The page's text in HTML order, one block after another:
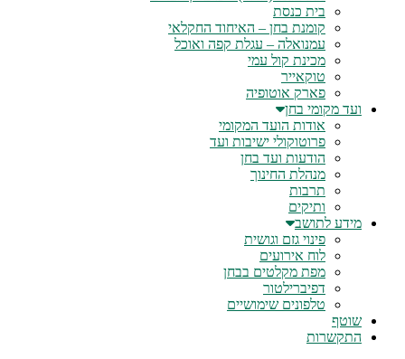
בית כנסת
קומנת בחן – האיחוד החקלאי
עמנואלה – עגלת קפה ואוכל
מכינת קול עמי
טוקאייר
פארק אוטופיה
ועד מקומי בחן
אודות הועד המקומי
פרוטוקולי ישיבות ועד
הודעות ועד בחן
מנהלת החינוך
תרבות
ותיקים
מידע לתושב
פינוי גזם וגושית
לוח אירועים
מפת מקלטים בבחן
דפיברילטור
טלפונים שימושיים
שוטף
התקשרות